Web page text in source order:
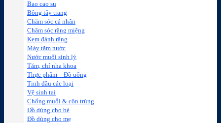
Bao cao su
Bông tẩy trang
Chăm sóc cá nhân
Chăm sóc răng miệng
Kem đánh răng
Máy tăm nước
Nước muối sinh lý
Tăm, chỉ nha khoa
Thực phẩm – Đồ uống
Tinh dầu các loại
Vệ sinh tai
Chống muỗi & côn trùng
Đồ dùng cho bé
Đồ dùng cho mẹ